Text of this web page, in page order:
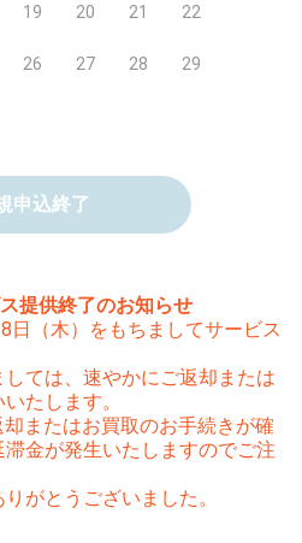
19 20 21 22
26 27 28 29
申込終了
提供終了のお知らせ
日（木）をもちましてサービス
ては、速やかにご返却または
たします。
またはお買取のお手続きが確
金が発生いたしますのでご注
がとうございました。